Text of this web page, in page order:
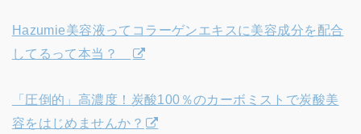
Hazumie美容液ってコラーゲンエキスに美容成分を配合
してるって本当？
「圧倒的」高濃度！炭酸100％のカーボミストで炭酸美
容をはじめませんか？